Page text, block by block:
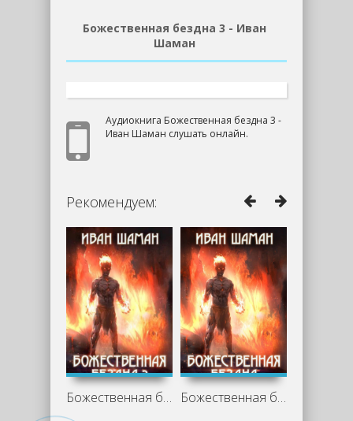
Божественная бездна 3 - Иван
Шаман
Аудиокнига Божественная бездна 3 -
Иван Шаман слушать онлайн.
Рекомендуем:
Божественная бездна 2 - Иван Шаман Божественная бездна - Иван Шаман